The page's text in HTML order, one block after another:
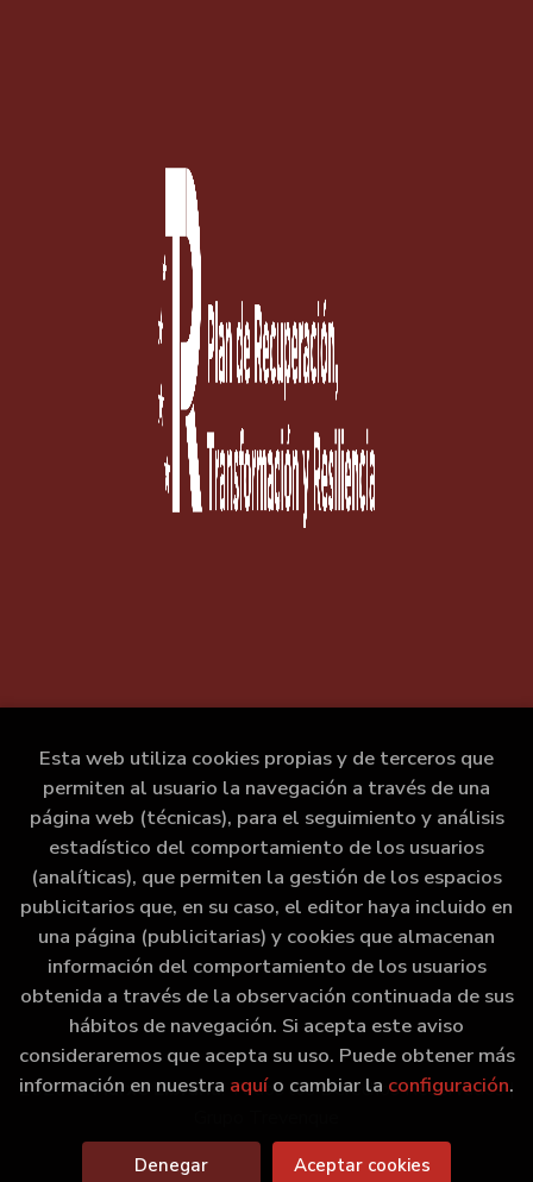
2026 ©Marxe Libraría. Todos los Derechos Reservados |
Esta web utiliza cookies propias y de terceros que
permiten al usuario la navegación a través de una
página web (técnicas), para el seguimiento y análisis
estadístico del comportamiento de los usuarios
(analíticas), que permiten la gestión de los espacios
publicitarios que, en su caso, el editor haya incluido en
una página (publicitarias) y cookies que almacenan
información del comportamiento de los usuarios
obtenida a través de la observación continuada de sus
hábitos de navegación. Si acepta este aviso
consideraremos que acepta su uso. Puede obtener más
información en nuestra aquío cambiar la configuración.
Denegar Aceptar cookies